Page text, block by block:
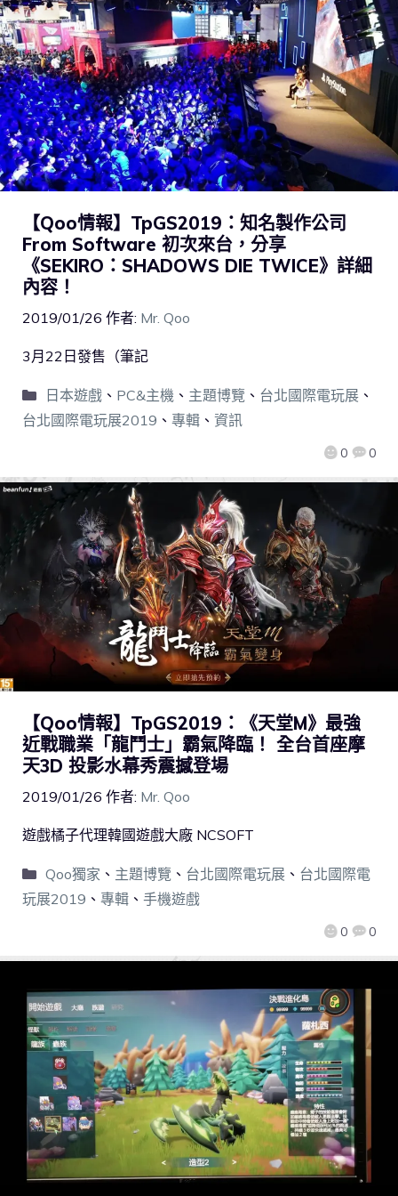
【Qoo情報】TpGS2019：知名製作公司
From Software 初次來台，分享
《SEKIRO：SHADOWS DIE TWICE》詳細
內容！
2019/01/26 作者: Mr. Qoo
0 0
3月22日發售（筆記
日本遊戲、 PC&主機、 主題博覽 、 台北國際電玩展、
台北國際電玩展2019 、 專輯 、 資訊
【Qoo情報】TpGS2019：《天堂M》最強
近戰職業「龍鬥士」霸氣降臨！ 全台首座摩
天3D 投影水幕秀震撼登場
2019/01/26 作者: Mr. Qoo
0 0
遊戲橘子代理韓國遊戲大廠 NCSOFT
Qoo獨家 、 主題博覽 、 台北國際電玩展、 台北國際電
玩展2019 、 專輯 、 手機遊戲